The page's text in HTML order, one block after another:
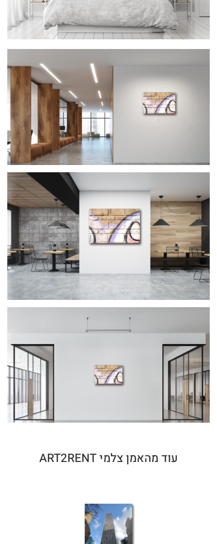
עוד מהאמן צלמי ART2RENT